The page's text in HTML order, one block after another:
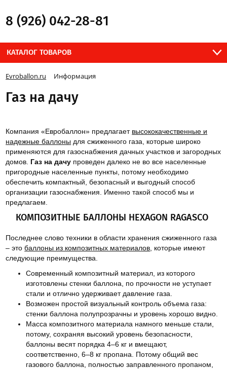
8 (926) 042-28-81
КАТАЛОГ ТОВАРОВ
Evroballon.ru Информация
Газ на дачу
Компания «Евробаллон» предлагает высококачественные и
надежные баллоны для сжиженного газа, которые широко
применяются для газоснабжения дачных участков и загородных
домов. Газ на дачу проведен далеко не во все населенные
пригородные населенные пункты, потому необходимо
обеспечить компактный, безопасный и выгодный способ
организации газоснабжения. Именно такой способ мы и
предлагаем.
КОМПОЗИТНЫЕ БАЛЛОНЫ HEXAGON RAGASCO
Последнее слово техники в области хранения сжиженного газа
– этобаллоны из композитных материалов , которые имеют
следующие преимущества.
Современный композитный материал, из которого
изготовлены стенки баллона, по прочности не уступает
стали и отлично удерживает давление газа.
Возможен простой визуальный контроль объема газа:
стенки баллона полупрозрачны и уровень хорошо видно.
Масса композитного материала намного меньше стали,
потому, сохраняя высокий уровень безопасности,
баллоны весят порядка 4–6 кг и вмещают,
соответственно, 6–8 кг пропана. Потому общий вес
газового баллона, полностью заправленного пропаном,